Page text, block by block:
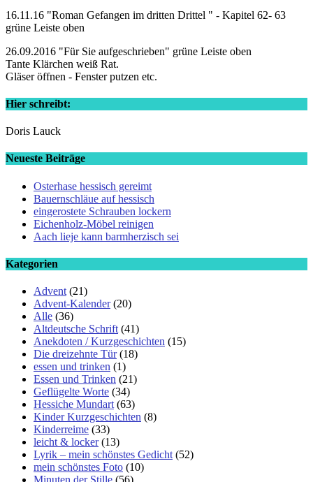
16.11.16 "Roman Gefangen im dritten Drittel " - Kapitel 62- 63
grüne Leiste oben
26.09.2016 "Für Sie aufgeschrieben" grüne Leiste oben
Tante Klärchen weiß Rat.
Gläser öffnen - Fenster putzen etc.
Hier schreibt:
Doris Lauck
Neueste Beiträge
Osterhase hessisch gereimt
Bauernschläue auf hessisch
eingerostete Schrauben lockern
Eichenholz-Möbel reinigen
Aach lieje kann barmherzisch sei
Kategorien
Advent (21)
Advent-Kalender(20)
Alle (36)
Altdeutsche Schrift (41)
Anekdoten / Kurzgeschichten (15)
Die dreizehnte Tür(18)
essen und trinken (1)
Essen und Trinken (21)
Geflügelte Worte (34)
Hessiche Mundart (63)
Kinder Kurzgeschichten (8)
Kinderreime (33)
leicht & locker(13)
Lyrik – mein schönstes Gedicht (52)
mein schönstes Foto (10)